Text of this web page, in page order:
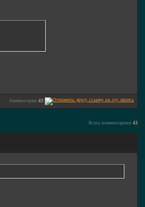
Комментарии 43
Всего комментариев 43